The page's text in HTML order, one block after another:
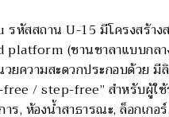
หัสสถาน U-15 มีโครงสร้าง
(ชานชาลาแบบกลา
วยความสะดวกประกอบด้วย มี
/ step-free” สำหรับผู้ใช้
ร, ห้องน้ำสาธารณะ, ล็อกเกอ